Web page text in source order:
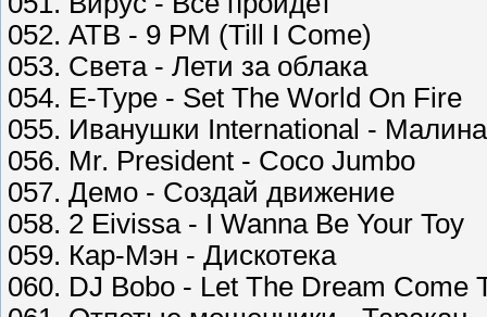
052. ATB - 9 PM (Till I Come)
053. Света - Лети за облака
054. E-Type - Set The World On Fire
055. Иванушки International - Малина
056. Mr. President - Coco Jumbo
057. Демо - Создай движение
058. 2 Eivissa - I Wanna Be Your Toy
059. Кар-Мэн - Дискотека
060. DJ Bobo - Let The Dream Come